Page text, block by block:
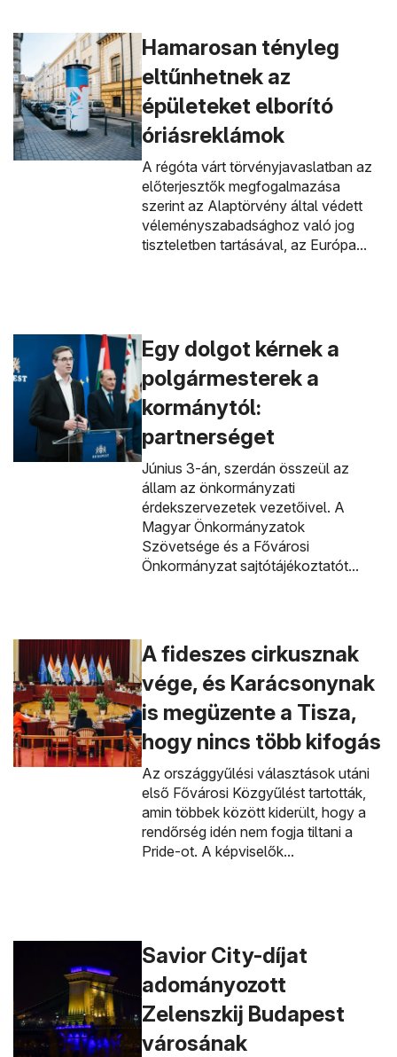
Hamarosan tényleg
eltűnhetnek az
épületeket elborító
óriásreklámok
A régóta várt törvényjavaslatban az
előterjesztők megfogalmazása
szerint az Alaptörvény által védett
véleményszabadsághoz való jog
tiszteletben tartásával, az Európa...
Egy dolgot kérnek a
polgármesterek a
kormánytól:
partnerséget
Június 3-án, szerdán összeül az
állam az önkormányzati
érdekszervezetek vezetőivel. A
Magyar Önkormányzatok
Szövetsége és a Fővárosi
Önkormányzat sajtótájékoztatót...
A fideszes cirkusznak
vége, és Karácsonynak
is megüzente a Tisza,
hogy nincs több kifogás
Az országgyűlési választások utáni
első Fővárosi Közgyűlést tartották,
amin többek között kiderült, hogy a
rendőrség idén nem fogja tiltani a
Pride-ot. A képviselők...
Savior City-díjat
adományozott
Zelenszkij Budapest
városának